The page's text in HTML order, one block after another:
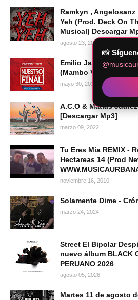
Ramkyn , Angelosanz
Yeh (Prod. Deck On
Musical) Descargar
agosto 23, 2020
Emilio Jaime & Kid
(Mambo Versión)
mayo 30, 2019
A.C.O & Matías
[Descargar Mp3]
marzo 09, 2022
Tu Eres Mia REMIX -
Hectareas 14 (Prod
noviembre 16, 2010
Solamente Dime -
marzo 24, 2024
Street El Bipolar
nuevo álbum BLACK
PERUANO 2026
agosto 05, 2026
Martes 11 de agosto
📸